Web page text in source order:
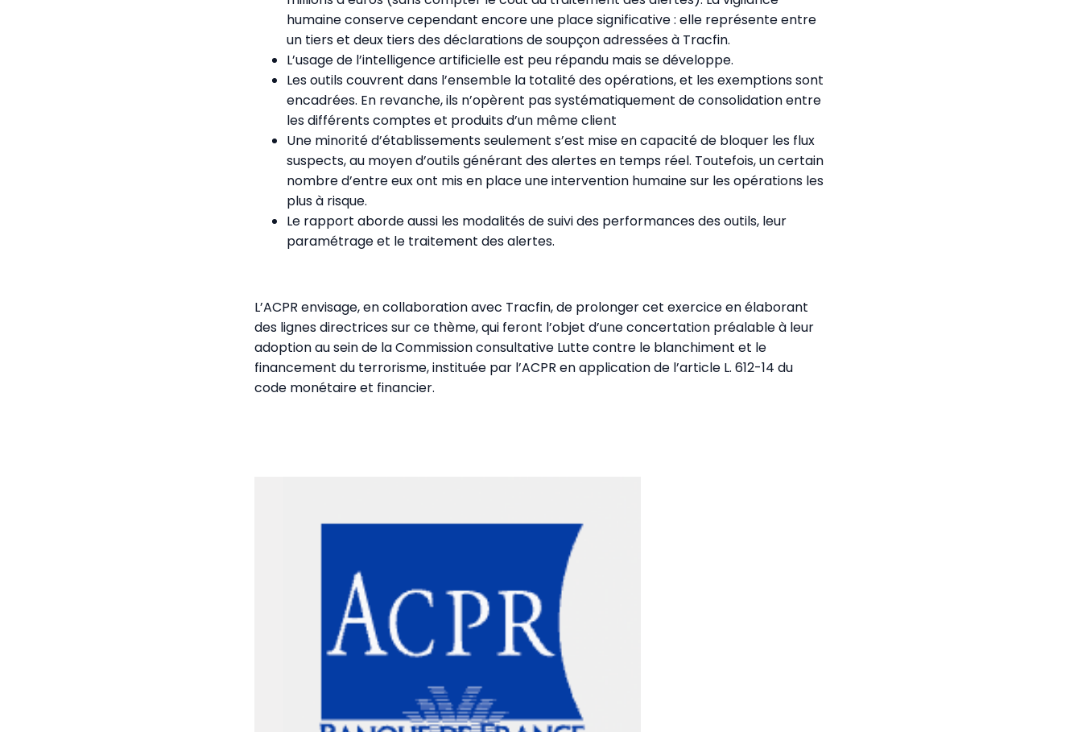
humaine conserve cependant encore une place significative : elle représente entre
un tiers et deux tiers des déclarations de soupçon adressées à Tracfin.
L’usage de l’intelligence artificielle est peu répandu mais se développe.
Les outils couvrent dans l’ensemble la totalité des opérations, et les exemptions sont
encadrées. En revanche, ils n’opèrent pas systématiquement de consolidation entre
les différents comptes et produits d’un même client
Une minorité d’établissements seulement s’est mise en capacité de bloquer les flux
suspects, au moyen d’outils générant des alertes en temps réel. Toutefois, un certain
nombre d’entre eux ont mis en place une intervention humaine sur les opérations les
plus à risque.
Le rapport aborde aussi les modalités de suivi des performances des outils, leur
paramétrage et le traitement des alertes.
L’ACPR envisage, en collaboration avec Tracfin, de prolonger cet exercice en élaborant
des lignes directrices sur ce thème, qui feront l’objet d’une concertation préalable à leur
adoption au sein de la Commission consultative Lutte contre le blanchiment et le
financement du terrorisme, instituée par l’ACPR en application de l’article L. 612-14 du
code monétaire et financier.